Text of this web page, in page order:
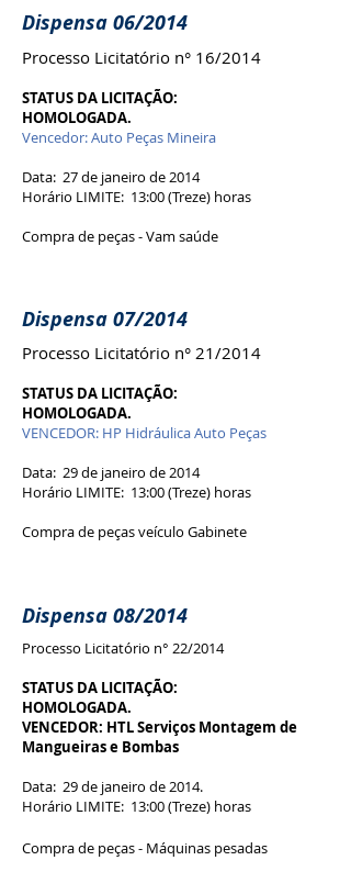
Dispensa 06/2014
Processo Licitatório n° 16/2014
STATUS DA LICITAÇÃO:
HOMOLOGADA.
Vencedor: Auto Peças Mineira
Data: 27 de janeiro de 2014
Horário LIMITE: 13:00 (Treze) horas
Compra de peças - Vam saúde
Dispensa 07/2014
Processo Licitatório n° 21/2014
STATUS DA LICITAÇÃO:
HOMOLOGADA.
VENCEDOR: HP Hidráulica Auto Peças
Data: 29 de janeiro de 2014
Horário LIMITE: 13:00 (Treze) horas
Compra de peças veículo Gabinete
Dispensa 08/2014
Processo Licitatório n° 22/2014
STATUS DA LICITAÇÃO:
HOMOLOGADA.
VENCEDOR: HTL Serviços Montagem de
Mangueiras e Bombas
Data: 29 de janeiro de 2014.
Horário LIMITE: 13:00 (Treze) horas
Compra de peças - Máquinas pesadas